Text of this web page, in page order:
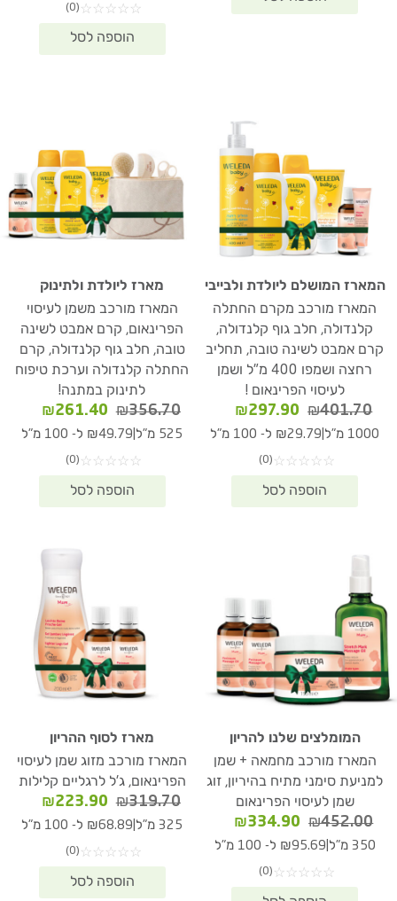
₪420.60.
☆
☆
☆
☆
☆
(0)
המארז המושלם ליולדת ולבייבי
המארז מורכב מקרם החתלה
קלנדולה, חלב גוף קלנדולה,
קרם אמבט לשינה טובה, תחליב
רחצה ושמפו 400 מ"ל ושמן
לעיסוי הפרינאום !
₪401.70
המחיר
המקורי
₪401.70.
₪297.90
המחיר
הנוכחי
1000 מ"ל ₪29.79 ל- 100 מ"ל
☆
☆
☆
☆
☆
(0)
מארז ליולדת ולתינוק
המארז מורכב משמן לעיסוי
הפרינאום, קרם אמבט לשינה
טובה, חלב גוף קלנדולה, קרם
החתלה קלנדולה וערכת טיפוח
לתינוק במתנה!
₪356.70
המחיר
המקורי
₪356.70.
₪261.40
הנוכחי
525 מ"ל ₪49.79 ל- 100 מ"ל
☆
☆
☆
☆
☆
(0)
המומלצים שלנו להריון
המארז מורכב מחמאה + שמן
למניעת סימני מתיח בהיריון, זוג
שמן לעיסוי הפרינאום
₪452.00
המחיר
המקורי
₪452.00.
₪334.90
המחיר
הנוכחי
350 מ"ל ₪95.69 ל- 100 מ"ל
☆
☆
☆
☆
☆
(0)
מארז לסוף ההריון
המארז מורכב מזוג שמן לעיסוי
הפרינאום, ג'ל לרגליים קלילות
₪319.70
המחיר
המקורי
₪319.70.
₪223.90
הנוכחי
325 מ"ל ₪68.89 ל- 100 מ"ל
☆
☆
☆
☆
☆
(0)